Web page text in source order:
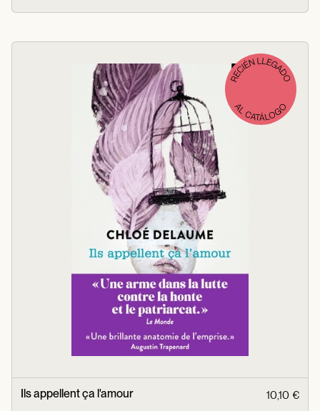
Ils appellent ça l'amour 10,10 €